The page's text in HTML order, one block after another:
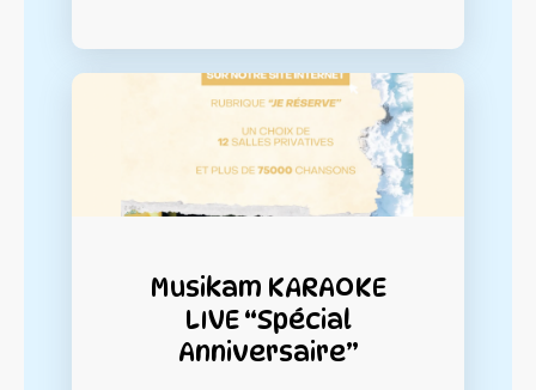
Musikam KARAOKE
LIVE “Spécial
Anniversaire”